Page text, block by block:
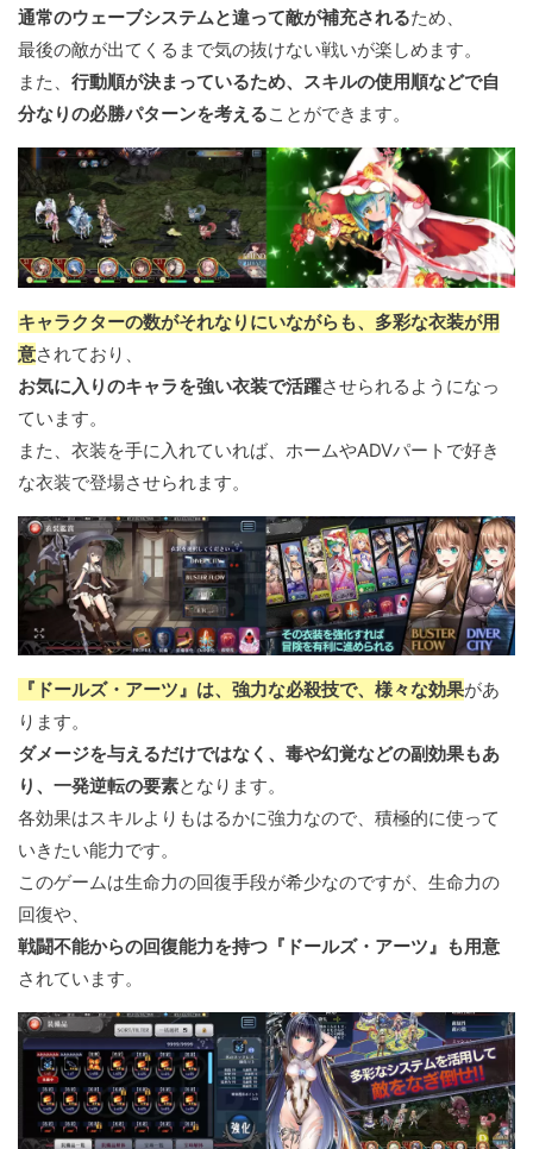
通常のウェーブシステムと違って敵が補充されるため、
最後の敵が出てくるまで気の抜けない戦いが楽しめます。
また、 行動順が決まっているため、スキルの使用順などで自
分なりの必勝パターンを考えることができます。
キャラクターの数がそれなりにいながらも、多彩な衣装が用
意されており、
お気に入りのキャラを強い衣装で活躍させられるようになっ
ています。
また、衣装を手に入れていれば、ホームやADVパートで好き
な衣装で登場させられます。
『ドールズ・アーツ』は、強力な必殺技で、様々な効果があ
ります。
ダメージを与えるだけではなく、毒や幻覚などの副効果もあ
り、一発逆転の要素となります。
各効果はスキルよりもはるかに強力なので、積極的に使って
いきたい能力です。
このゲームは生命力の回復手段が希少なのですが、生命力の
回復や、
戦闘不能からの回復能力を持つ『ドールズ・アーツ』も用意
されています。